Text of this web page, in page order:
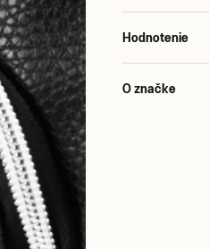
Hodnotenie
O značke